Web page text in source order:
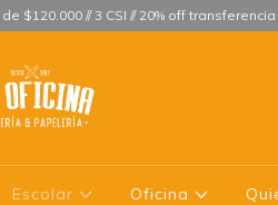
$120.000 // 3 CSI // 20% off transferencia
Escolar Oficina